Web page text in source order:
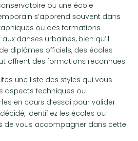
ou une école
s’apprend souvent dans
ou des formations
danses urbaines, bien qu’il
diplômes officiels, des écoles
offrent des formations reconnues.
une liste des styles qui vous
aspects techniques ou
en cours d’essai pour valider
identifiez les écoles ou
de vous accompagner dans cette